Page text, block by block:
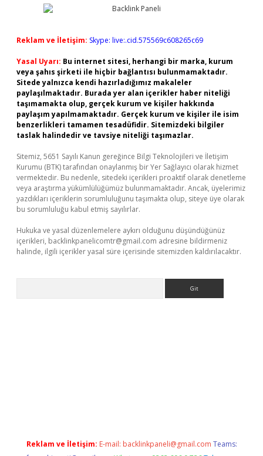
Reklam ve İletişim: Skype: live:.cid.575569c608265c69
Yasal Uyarı: Bu internet sitesi, herhangi bir marka, kurum
veya şahıs şirketi ile hiçbir bağlantısı bulunmamaktadır.
Sitede yalnızca kendi hazırladığımız makaleler
paylaşılmaktadır. Burada yer alan içerikler haber niteliği
taşımamakta olup, gerçek kurum ve kişiler hakkında
paylaşım yapılmamaktadır. Gerçek kurum ve kişiler ile isim
benzerlikleri tamamen tesadüfidir. Sitemizdeki bilgiler
taslak halindedir ve tavsiye niteliği taşımazlar.
Sitemiz, 5651 Sayılı Kanun gereğince Bilgi Teknolojileri ve İletişim
Kurumu (BTK) tarafından onaylanmış bir Yer Sağlayıcı olarak hizmet
vermektedir. Bu nedenle, sitedeki içerikleri proaktif olarak denetleme
veya araştırma yükümlülüğümüz bulunmamaktadır. Ancak, üyelerimiz
yazdıkları içeriklerin sorumluluğunu taşımakta olup, siteye üye olarak
bu sorumluluğu kabul etmiş sayılırlar.
Hukuka ve yasal düzenlemelere aykırı olduğunu düşündüğünüz
içerikleri, backlinkpanelicomtr@gmail.com adresine bildirmeniz
halinde, ilgili içerikler yasal süre içerisinde sitemizden kaldırılacaktır.
Reklam ve İletişim: E-mail: backlinkpaneli@gmail.com Teams: